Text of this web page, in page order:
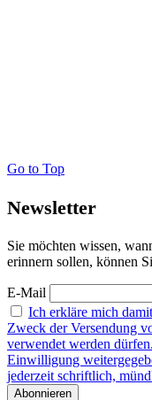
Go to Top
Newsletter
Sie möchten wissen,
erinnern sollen, können
E-Mail
Ich erkläre mich
Zweck der Versendung
verwendet werden
Einwilligung
jederzeit schriftlich,